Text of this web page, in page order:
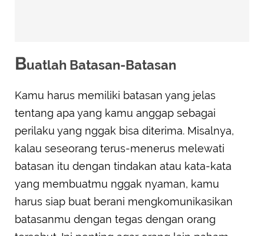
Buatlah Batasan-Batasan
Kamu harus memiliki batasan yang jelas
tentang apa yang kamu anggap sebagai
perilaku yang nggak bisa diterima. Misalnya,
kalau seseorang terus-menerus melewati
batasan itu dengan tindakan atau kata-kata
yang membuatmu nggak nyaman, kamu
harus siap buat berani mengkomunikasikan
batasanmu dengan tegas dengan orang